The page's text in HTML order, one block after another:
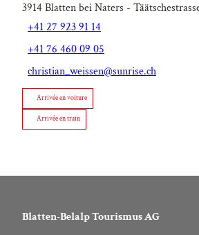
3914 Blatten bei Naters -
+41 27 923 91 14
+41 76 460 09 05
christian_weissen@sunrise.ch
Arrivée en voiture
Arrivée en train
Blatten-Belalp Tourismus AG